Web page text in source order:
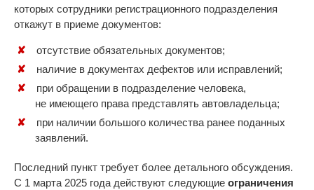
которых сотрудники регистрационного подразделения
откажут в приеме документов:
отсутствие обязательных документов;
наличие в документах дефектов или исправлений;
при обращении в подразделение человека,
не имеющего права представлять автовладельца;
при наличии большого количества ранее поданных
заявлений.
Последний пункт требует более детального обсуждения.
С 1 марта 2025 года действуют следующие ограничения